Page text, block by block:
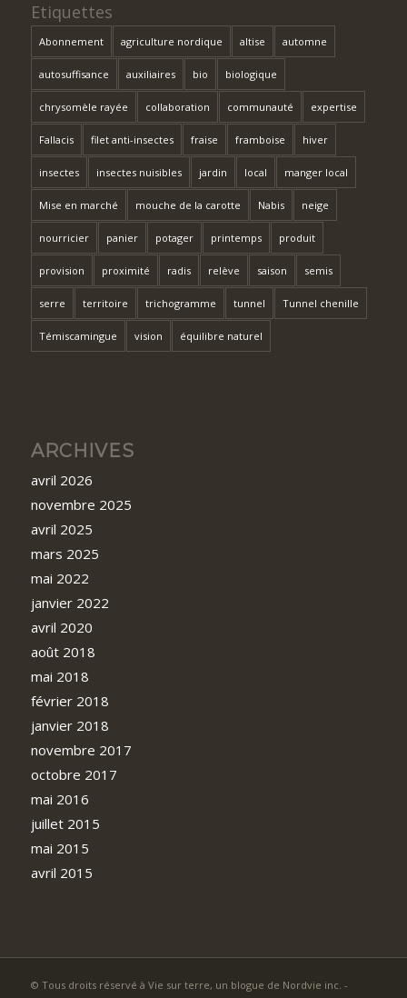
Etiquettes
Abonnement agriculture nordique altise automne
autosuffisance auxiliaires bio biologique
chrysomèle rayée collaboration communauté expertise
Fallacis filet anti-insectes fraise framboise hiver
insectes insectes nuisibles jardin local manger local
Mise en marché mouche de la carotte Nabis neige
nourricier panier potager printemps produit
provision proximité radis relève saison semis
serre territoire trichogramme tunnel Tunnel chenille
Témiscamingue vision équilibre naturel
ARCHIVES
avril 2026
novembre 2025
avril 2025
mars 2025
mai 2022
janvier 2022
avril 2020
août 2018
mai 2018
février 2018
janvier 2018
novembre 2017
octobre 2017
mai 2016
juillet 2015
mai 2015
avril 2015
© Tous droits réservé à Vie sur terre, un blogue de Nordvie inc. -